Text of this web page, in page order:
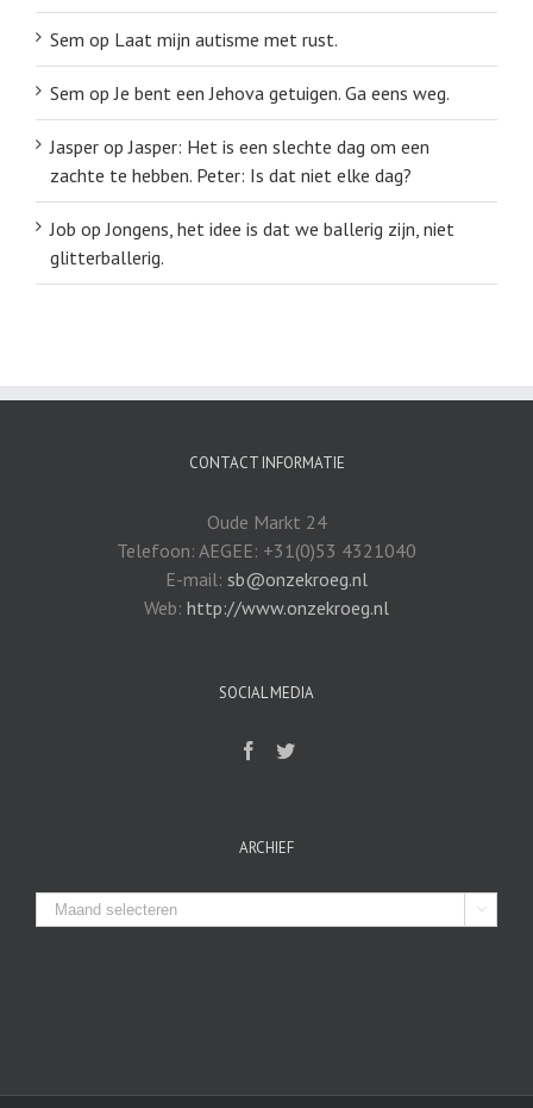
Sem op Laat mijn autisme met rust.
Sem opJe bent een Jehova getuigen. Ga eens weg.
Jasper opJasper: Het is een slechte dag om een
zachte te hebben. Peter: Is dat niet elke dag?
Job opJongens, het idee is dat we ballerig zijn, niet
glitterballerig.
CONTACT INFORMATIE
Oude Markt 24
Telefoon: AEGEE: +31(0)53 4321040
E-mail: sb@onzekroeg.nl
Web: http://www.onzekroeg.nl
SOCIAL MEDIA
ARCHIEF
